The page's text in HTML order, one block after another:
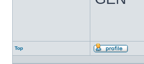
Top
Profilo